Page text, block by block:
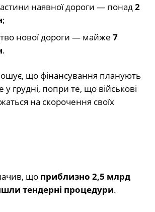
наявної дороги — понад 2
;
нової дороги — майже 7
.
що фінансування планують
грудні, попри те, що військові
на скорочення своїх
що приблизно 2,5 млрд
тендерні процедури.